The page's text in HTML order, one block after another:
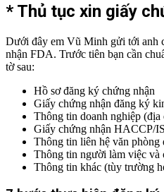
* Thủ tục xin giấy
Dưới đây em Vũ Minh gửi tới anh
nhận FDA. Trước tiên bạn cần
tờ sau:
Hồ sơ đăng ký chứng nhận
Giấy chứng nhận đăng ký
Thông tin doanh nghiệp
Giấy chứng nhận HACCP/
Thông tin liên hệ văn phòng
Thông tin người làm việc
Thông tin khác (tùy trường